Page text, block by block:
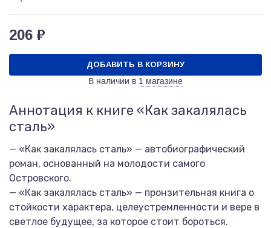
206 ₽
ДОБАВИТЬ В КОРЗИНУ
В наличии в 1 магазине
Аннотация к книге «Как закалялась
сталь»
— «Как закалялась сталь» — автобиографический
роман, основанный на молодости самого
Островского.
— «Как закалялась сталь» — пронзительная книга о
стойкости характера, целеустремленности и вере в
светлое будущее, за которое стоит бороться.